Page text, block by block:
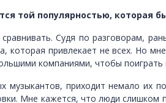
той популярностью, которая
Судя по разговорам,
привлекает не всех. Но
компаниями, чтобы поиграть
музыкантов, приходит немало
Мне кажется, что люди